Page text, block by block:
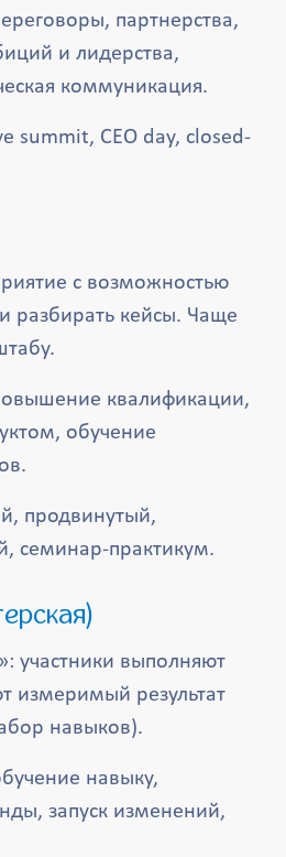
партнерства,
и лидерства,
коммуникация.
summit, CEO day, closed-
с возможностью
разбирать кейсы. Чаще
квалификации,
обучение
продвинутый,
семинар-практикум.
участники выполняют
измеримый результат
навыков).
навыку,
запуск изменений,